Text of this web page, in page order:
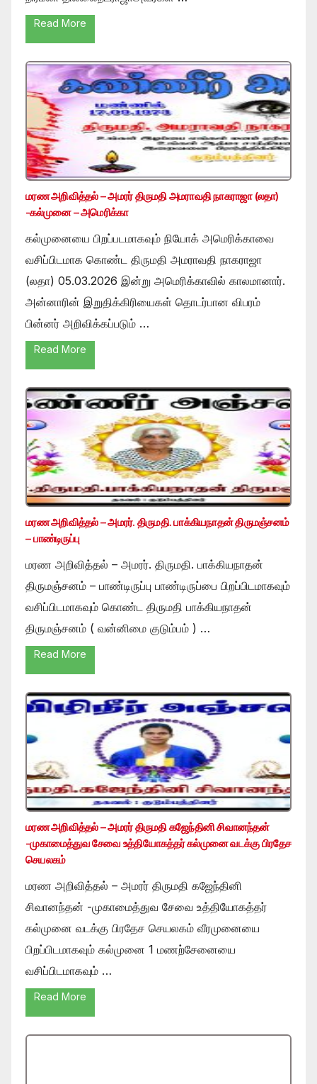
Read More
மரண அறிவித்தல் – அமரர் திருமதி அமராவதி நாகராஜா (லதா)
-கல்முனை – அமெரிக்கா
கல்முனையை பிறப்படமாகவும் நியோக் அமெரிக்காவை
வசிப்பிடமாக கொண்ட திருமதி அமராவதி நாகராஜா
(லதா) 05.03.2026 இன்று அமெரிக்காவில் காலமானார்.
அன்னாரின் இறுதிக்கிரியைகள் தொடர்பான விபரம்
பின்னர் அறிவிக்கப்படும் …
Read More
மரண அறிவித்தல் – அமரர். திருமதி. பாக்கியநாதன் திருமஞ்சனம்
– பாண்டிருப்பு
மரண அறிவித்தல் – அமரர். திருமதி. பாக்கியநாதன்
திருமஞ்சனம் – பாண்டிருப்பு பாண்டிருப்பை பிறப்பிடமாகவும்
வசிப்பிடமாகவும் கொண்ட திருமதி பாக்கியநாதன்
திருமஞ்சனம் ( வன்னிமை குடும்பம் ) …
Read More
மரண அறிவித்தல் – அமரர் திருமதி கஜேந்தினி சிவானந்தன்
-முகாமைத்துவ சேவை உத்தியோகத்தர் கல்முனை வடக்கு பிரதேச
செயலகம்
மரண அறிவித்தல் – அமரர் திருமதி கஜேந்தினி
சிவானந்தன் -முகாமைத்துவ சேவை உத்தியோகத்தர்
கல்முனை வடக்கு பிரதேச செயலகம் வீரமுனையை
பிறப்பிடமாகவும் கல்முனை 1 மணற்சேனையை
வசிப்பிடமாகவும் …
Read More